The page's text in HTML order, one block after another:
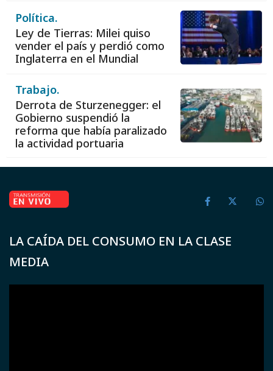
Política.
Ley de Tierras: Milei quiso
vender el país y perdió como
Inglaterra en el Mundial
Trabajo.
Derrota de Sturzenegger: el
Gobierno suspendió la
reforma que había paralizado
la actividad portuaria
LA CAÍDA DEL CONSUMO EN LA CLASE
MEDIA